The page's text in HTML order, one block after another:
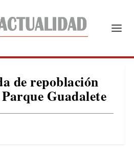
de repoblación
Guadalete